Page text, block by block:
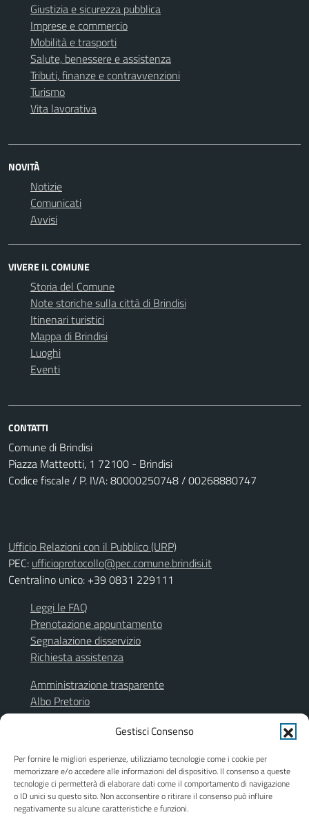
Gestisci Consenso
Per fornire le migliori esperienze, utilizziamo tecnologie come i cookie per
memorizzare e/o accedere alle informazioni del dispositivo. Il consenso a queste
tecnologie ci permetterà di elaborare dati come il comportamento di navigazione
o ID unici su questo sito. Non acconsentire o ritirare il consenso può influire
negativamente su alcune caratteristiche e funzioni.
Giustizia e sicurezza pubblica
Imprese e commercio
Mobilità e trasporti
Salute, benessere e assistenza
Tributi, finanze e contravvenzioni
Turismo
Vita lavorativa
NOVITÀ
Notizie
Comunicati
Avvisi
VIVERE IL COMUNE
Storia del Comune
Note storiche sulla città di Brindisi
Itinenari turistici
Mappa di Brindisi
Luoghi
Eventi
CONTATTI
Comune di Brindisi
Piazza Matteotti, 1 72100 - Brindisi
Codice fiscale / P. IVA: 80000250748 / 00268880747
Ufficio Relazioni con il Pubblico (URP)
PEC: ufficioprotocollo@pec.comune.brindisi.it
Centralino unico: +39 0831 229111
Leggi le FAQ
Prenotazione appuntamento
Segnalazione disservizio
Richiesta assistenza
Amministrazione trasparente
Albo Pretorio
Segnalazione illeciti
Informativa privacy
Dichiarazione di accessibilità
Obiettivi di accessibilità
Piano di miglioramento del sito